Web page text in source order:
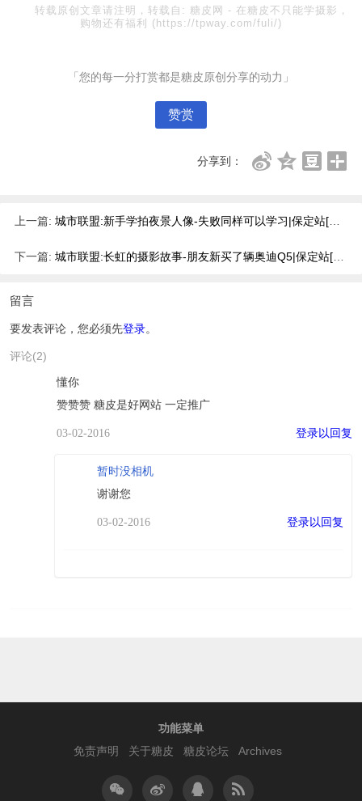
转载原创文章请注明，转载自: 糖皮网 - 在糖皮不只能学摄影，
购物还有福利 (https://tpway.com/fuli/)
「您的每一分打赏都是糖皮原创分享的动力」
赞赏
分享到：
上一篇: 城市联盟:新手学拍夜景人像-失败同样可以学习|保定站[原创]
下一篇: 城市联盟:长虹的摄影故事-朋友新买了辆奥迪Q5|保定站[原创]
留言
要发表评论，您必须先登录。
评论(2)
懂你
赞赞赞 糖皮是好网站 一定推广
03-02-2016 登录以回复
暂时没相机
谢谢您
03-02-2016 登录以回复
功能菜单
免责声明
关于糖皮 糖皮论坛 Archives